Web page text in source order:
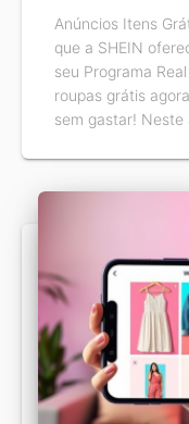
Anúncios Itens
que a SHEIN
seu Programa
roupas grátis
sem gastar! Neste